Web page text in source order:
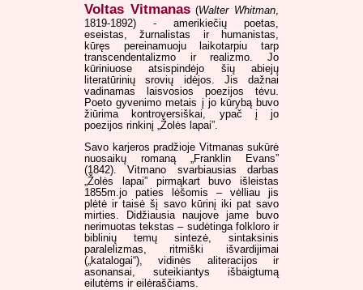
Voltas Vitmanas(Walter Whitman,
1819-1892) - amerikiečių poetas,
eseistas, žurnalistas ir humanistas,
kūręs pereinamuoju laikotarpiu tarp
transcendentalizmo ir realizmo. Jo
kūriniuose atsispindėjo šių abiejų
literatūrinių srovių idėjos. Jis dažnai
vadinamas laisvosios poezijos tėvu.
Poeto gyvenimo metais į jo kūrybą buvo
žiūrima kontroversiškai, ypač į jo
poezijos rinkinį „Žolės lapai”.
Savo karjeros pradžioje Vitmanas sukūrė
nuosaikų romaną „Franklin Evans”
(1842). Vitmano svarbiausias darbas
„Žolės lapai” pirmąkart buvo išleistas
1855m.jo paties lėšomis – vėlliau jis
plėtė ir taisė šį savo kūrinį iki pat savo
mirties. Didžiausia naujove jame buvo
nerimuotas tekstas – sudėtinga folkloro ir
biblinių temų sintezė, sintaksinis
paralelizmas, ritmiški išvardijimai
(„katalogai“), vidinės aliteracijos ir
asonansai, suteikiantys išbaigtumą
eilutėms ir eilėraščiams.